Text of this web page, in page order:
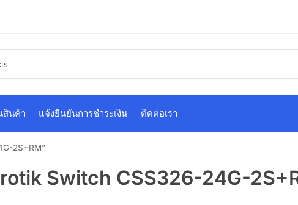
สินค้า แจ้งยืนยันการชำระเงิน ติดต่อเรา
2S+RM”
Switch CSS326-24G-